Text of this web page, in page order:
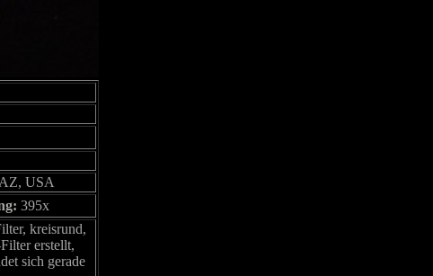
USA
395x
kreisrund,
erstellt,
sich gerade